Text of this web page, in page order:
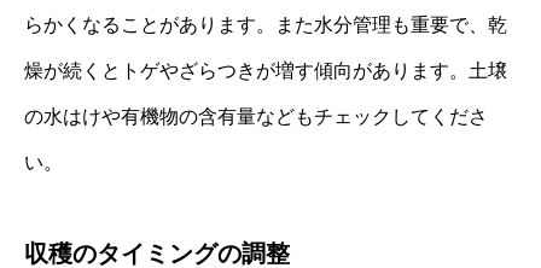
らかくなることがあります。また水分管理も重要で、乾
燥が続くとトゲやざらつきが増す傾向があります。土壌
の水はけや有機物の含有量などもチェックしてくださ
い。
収穫のタイミングの調整